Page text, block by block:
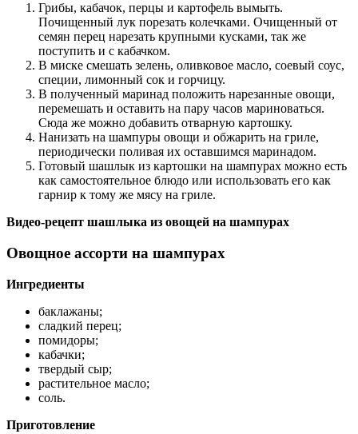
Грибы, кабачок, перцы и картофель вымыть.
Почищенный лук порезать колечками. Очищенный от
семян перец нарезать крупными кусками, так же
поступить и с кабачком.
В миске смешать зелень, оливковое масло, соевый соус,
специи, лимонный сок и горчицу.
В полученный маринад положить нарезанные овощи,
перемешать и оставить на пару часов мариноваться.
Сюда же можно добавить отварную картошку.
Нанизать на шампуры овощи и обжарить на гриле,
периодически поливая их оставшимся маринадом.
Готовый шашлык из картошки на шампурах можно есть
как самостоятельное блюдо или использовать его как
гарнир к тому же мясу на гриле.
Видео-рецепт шашлыка из овощей на шампурах
Овощное ассорти на шампурах
Ингредиенты
баклажаны;
сладкий перец;
помидоры;
кабачки;
твердый сыр;
растительное масло;
соль.
Приготовление